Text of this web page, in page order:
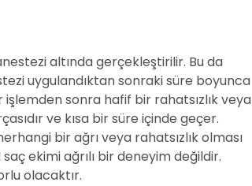
altında gerçekleştirilir. Bu da
uygulandıktan sonraki süre boyunca
sonra hafif bir rahatsızlık veya
ve kısa bir süre içinde geçer.
bir ağrı veya rahatsızlık olması
ekimi ağrılı bir deneyim değildir.
olacaktır.